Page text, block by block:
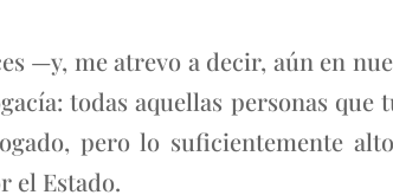
—y, me atrevo a decir, aún en
todas aquellas personas que
pero lo suficientemente
el Estado.